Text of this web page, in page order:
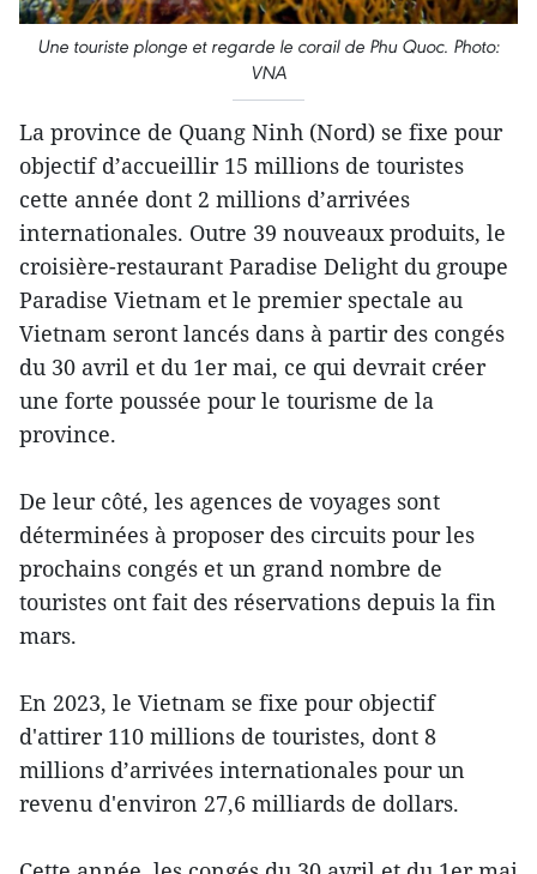
Une touriste plonge et regarde le corail de Phu Quoc. Photo:
VNA
La province de Quang Ninh (Nord) se fixe pour
objectif d’accueillir 15 millions de touristes
cette année dont 2 millions d’arrivées
internationales. Outre 39 nouveaux produits, le
croisière-restaurant Paradise Delight du groupe
Paradise Vietnam et le premier spectale au
Vietnam seront lancés dans à partir des congés
du 30 avril et du 1er mai, ce qui devrait créer
une forte poussée pour le tourisme de la
province.
De leur côté, les agences de voyages sont
déterminées à proposer des circuits pour les
prochains congés et un grand nombre de
touristes ont fait des réservations depuis la fin
mars.
En 2023, le Vietnam se fixe pour objectif
d'attirer 110 millions de touristes, dont 8
millions d’arrivées internationales pour un
revenu d'environ 27,6 milliards de dollars.